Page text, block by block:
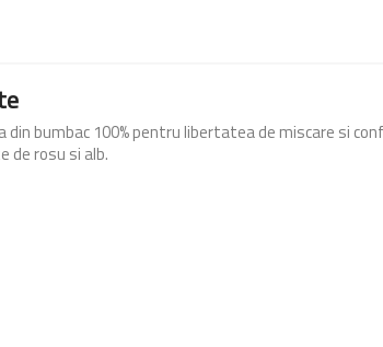
din bumbac 100% pentru libertatea de miscare si
de rosu si alb.